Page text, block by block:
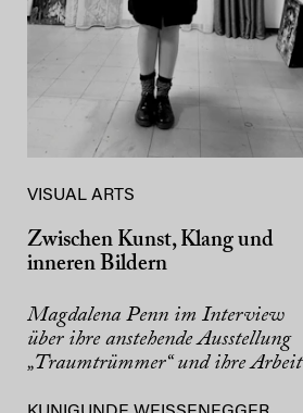
VISUAL ARTS
Zwischen Kunst, Klang und
inneren Bildern
Magdalena Penn im Interview
über ihre anstehende Ausstellung
„Traumtrümmer“ und ihre Arbeit